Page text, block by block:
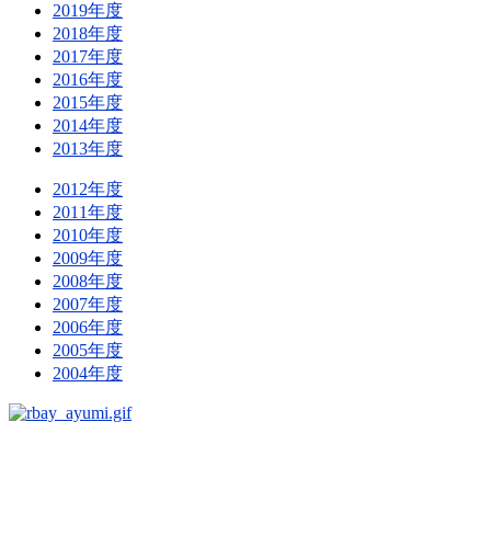
2019年度
2018年度
2017年度
2016年度
2015年度
2014年度
2013年度
2012年度
2011年度
2010年度
2009年度
2008年度
2007年度
2006年度
2005年度
2004年度